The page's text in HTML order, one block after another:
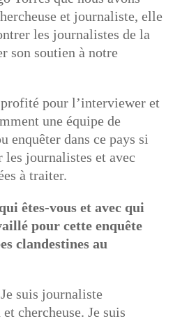
et journaliste, elle
les journalistes de la
son soutien à notre
pour l’interviewer et
une équipe de
enquêter dans ce pays si
les journalistes et avec
à traiter.
êtes-vous et avec qui
pour cette enquête
clandestines au
Je suis journaliste
chercheuse. Je suis